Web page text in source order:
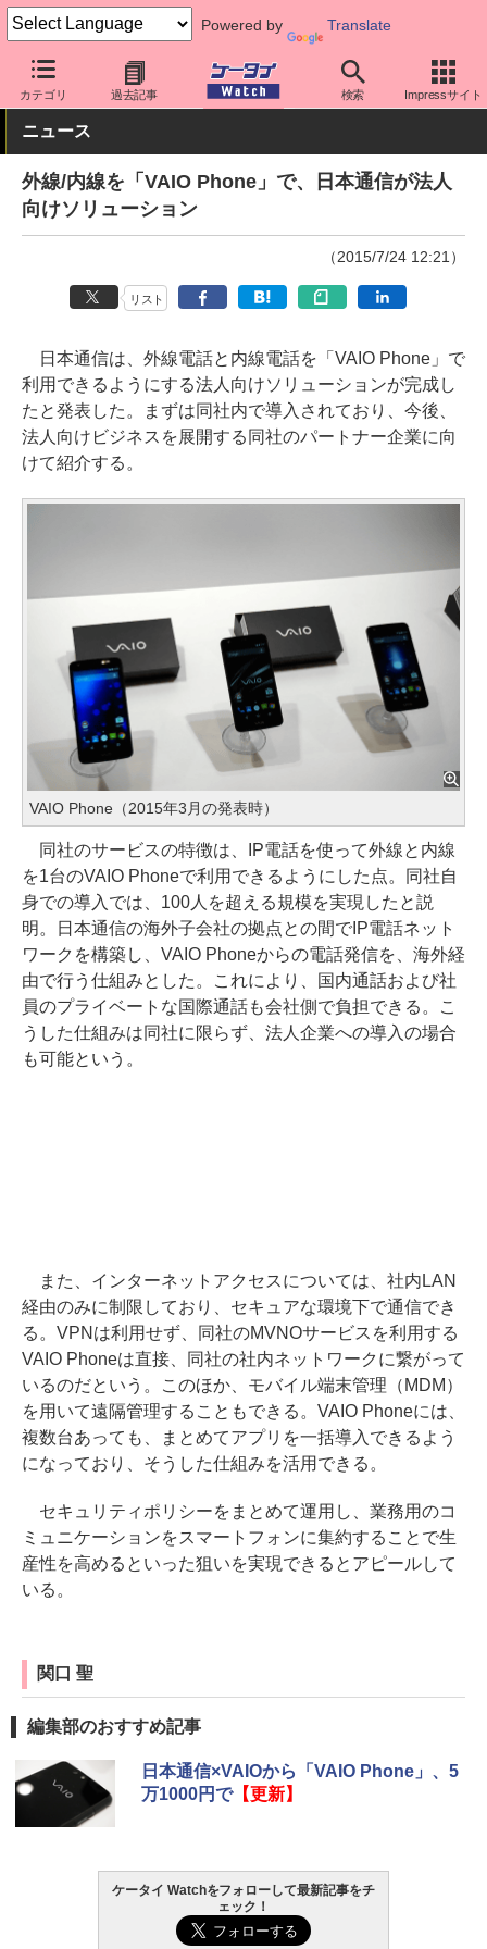
Powered by Translate
カテゴリ 過去記事 検索 Impressサイト
ケータイ Watch 法人向け サービス
ニュース
外線/内線を「VAIO Phone」で、日本通信が法人
向けソリューション
（2015/7/24 12:21）
リスト
日本通信は、外線電話と内線電話を「VAIO Phone」で
利用できるようにする法人向けソリューションが完成し
たと発表した。まずは同社内で導入されており、今後、
法人向けビジネスを展開する同社のパートナー企業に向
けて紹介する。
VAIO Phone（2015年3月の発表時）
同社のサービスの特徴は、IP電話を使って外線と内線
を1台のVAIO Phoneで利用できるようにした点。同社自
身での導入では、100人を超える規模を実現したと説
明。日本通信の海外子会社の拠点との間でIP電話ネット
ワークを構築し、VAIO Phoneからの電話発信を、海外経
由で行う仕組みとした。これにより、国内通話および社
員のプライベートな国際通話も会社側で負担できる。こ
うした仕組みは同社に限らず、法人企業への導入の場合
も可能という。
また、インターネットアクセスについては、社内LAN
経由のみに制限しており、セキュアな環境下で通信でき
る。VPNは利用せず、同社のMVNOサービスを利用する
VAIO Phoneは直接、同社の社内ネットワークに繋がって
いるのだという。このほか、モバイル端末管理（MDM）
を用いて遠隔管理することもできる。VAIO Phoneには、
複数台あっても、まとめてアプリを一括導入できるよう
になっており、そうした仕組みを活用できる。
セキュリティポリシーをまとめて運用し、業務用のコ
ミュニケーションをスマートフォンに集約することで生
産性を高めるといった狙いを実現できるとアピールして
いる。
関口 聖
編集部のおすすめ記事
日本通信×VAIOから「VAIO Phone」、5
万1000円で【更新】
ケータイ Watchをフォローして最新記事をチ
ェック！